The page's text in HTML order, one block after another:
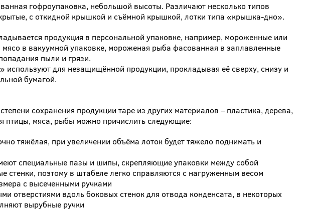
гофроупаковка, небольшой высоты. Различают несколько типов
с откидной крышкой и съёмной крышкой, лотки типа «крышка-дно».
продукция в персональной упаковке, например, мороженные или
в вакуумной упаковке, мороженая рыба фасованная в заплавленные
пыли и грязи.
для незащищённой продукции, прокладывая её сверху, снизу и
бумагой.
сохранения продукции таре из других материалов – пластика, дерева,
птицы, мяса, рыбы можно причислить следующие:
тяжёлая, при увеличении объёма лоток будет тяжело поднимать и
специальные пазы и шипы, скрепляющие упаковки между собой
стенки, поэтому в штабеле легко справляются с нагруженным весом
с высеченными ручками
отверстиями вдоль боковых стенок для отвода конденсата, в некоторых
вырубные ручки